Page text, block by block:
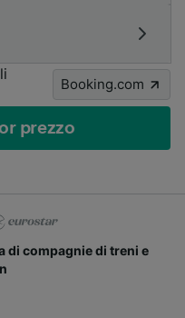
Booking.com
prezzo
di compagnie di treni e